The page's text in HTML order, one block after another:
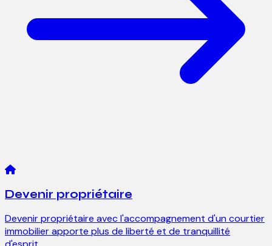
Devenir propriétaire
Devenir propriétaire avec l'accompagnement d'un courtier
immobilier apporte plus de liberté et de tranquillité